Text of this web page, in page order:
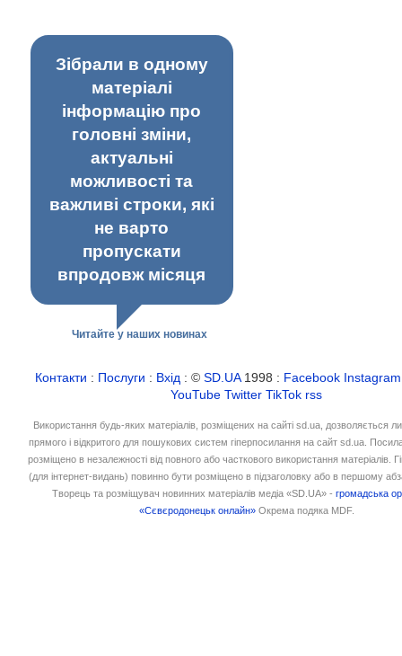
Зібрали в одному
матеріалі
інформацію про
головні зміни,
актуальні
можливості та
важливі строки, які
не варто
пропускати
впродовж місяця
Читайте у наших новинах
Контакти : Послуги : Вхід : ©SD.UA1998 : Facebook Instagram
YouTube Twitter TikTok rss
Використання будь-яких матеріалів, розміщених на сайті sd.ua, дозволяється
прямого і відкритого для пошукових систем гіперпосилання на сайт sd.ua.
розміщено в незалежності від повного або часткового використання матеріалів.
(для інтернет-видань) повинно бути розміщено в підзаголовку або в першому
Творець та розміщувач новинних матеріалів медіа «SD.UA» -громадська
«Сєвєродонецьк онлайн» Окрема подяка MDF.